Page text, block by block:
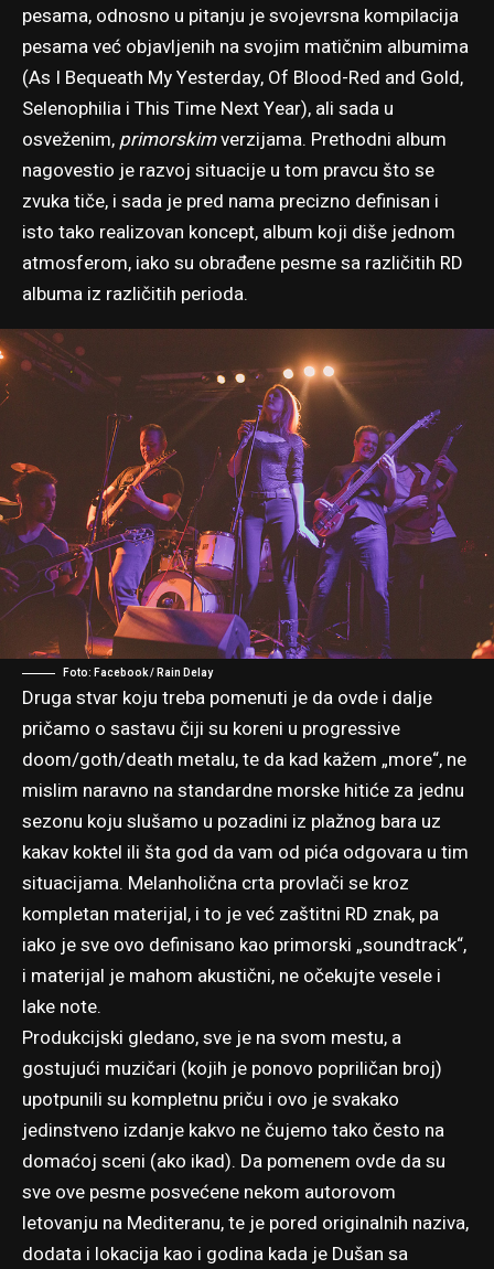
pesama, odnosno u pitanju je svojevrsna kompilacija
pesama već objavljenih na svojim matičnim albumima
(As I Bequeath My Yesterday, Of Blood-Red and Gold,
Selenophilia i This Time Next Year), ali sada u
osveženim, primorskimverzijama. Prethodni album
nagovestio je razvoj situacije u tom pravcu što se
zvuka tiče, i sada je pred nama precizno definisan i
isto tako realizovan koncept, album koji diše jednom
atmosferom, iako su obrađene pesme sa različitih RD
albuma iz različitih perioda.
Foto: Facebook / Rain Delay
Druga stvar koju treba pomenuti je da ovde i dalje
pričamo o sastavu čiji su koreni u progressive
doom/goth/death metalu, te da kad kažem „more“, ne
mislim naravno na standardne morske hitiće za jednu
sezonu koju slušamo u pozadini iz plažnog bara uz
kakav koktel ili šta god da vam od pića odgovara u tim
situacijama. Melanholična crta provlači se kroz
kompletan materijal, i to je već zaštitni RD znak, pa
iako je sve ovo definisano kao primorski „soundtrack“,
i materijal je mahom akustični, ne očekujte vesele i
lake note.
Produkcijski gledano, sve je na svom mestu, a
gostujući muzičari (kojih je ponovo popriličan broj)
upotpunili su kompletnu priču i ovo je svakako
jedinstveno izdanje kakvo ne čujemo tako često na
domaćoj sceni (ako ikad). Da pomenem ovde da su
sve ove pesme posvećene nekom autorovom
letovanju na Mediteranu, te je pored originalnih naziva,
dodata i lokacija kao i godina kada je Dušan sa